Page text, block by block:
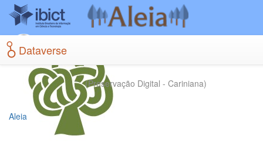
Skip
main
content
Dataverse
(Preservação Digital - Cariniana)
Aleia